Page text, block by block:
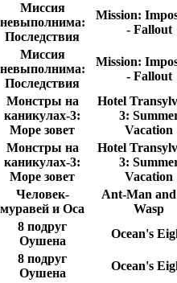
Миссия
невыполнима:
Последствия
Mission:
- Fallout
Миссия
невыполнима:
Последствия
Mission:
- Fallout
Монстры на
каникулах-3:
Море зовет
Hotel
3:
Vacation
Монстры на
каникулах-3:
Море зовет
Hotel
3:
Vacation
Человек-
муравей и Оса
Ant-Man
Wasp
8 подруг
Оушена
Ocean's
8 подруг
Оушена
Ocean's